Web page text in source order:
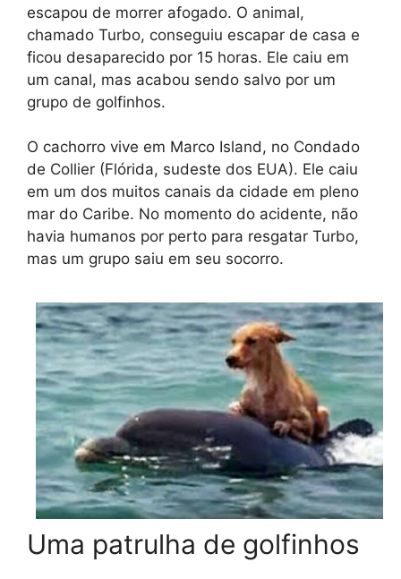
escapou de morrer afogado. O animal,
chamado Turbo, conseguiu escapar de casa e
ficou desaparecido por 15 horas. Ele caiu em
um canal, mas acabou sendo salvo por um
grupo de golfinhos.
O cachorro vive em Marco Island, no Condado
de Collier (Flórida, sudeste dos EUA). Ele caiu
em um dos muitos canais da cidade em pleno
mar do Caribe. No momento do acidente, não
havia humanos por perto para resgatar Turbo,
mas um grupo saiu em seu socorro.
Uma patrulha de golfinhos